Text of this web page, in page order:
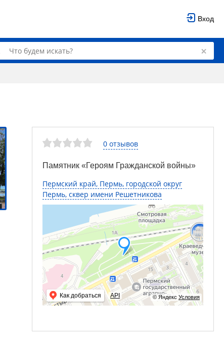
Вход
0 отзывов
Памятник «Героям Гражданской войны»
Пермский край, Пермь, городской округ
Пермь, сквер имени Решетникова
© Яндекс Условия
Как добраться API